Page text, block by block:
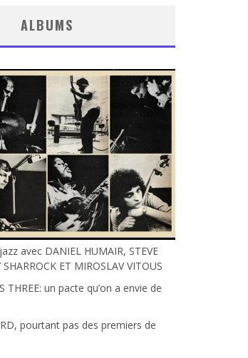
ALBUMS
avec DANIEL HUMAIR, STEVE
ET MIROSLAV VITOUS
THREE: un pacte qu’on a envie de
pourtant pas des premiers de